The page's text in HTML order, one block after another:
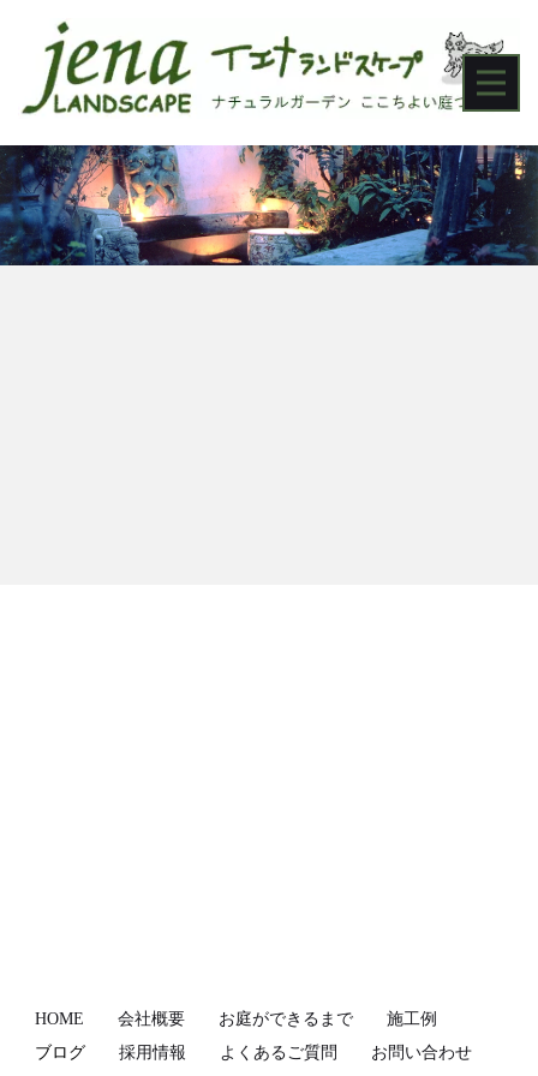
HOME 会社概要 お庭ができるまで
施工例
ブログ
採用情報 よくあるご質問 お問い合わせ